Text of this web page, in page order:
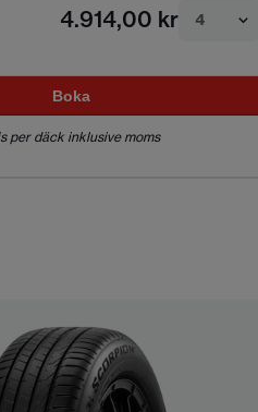
4.914,00 kr 4
Boka
per däck inklusive moms